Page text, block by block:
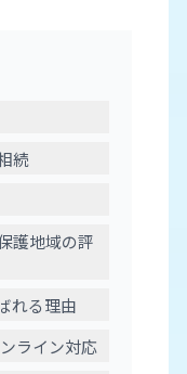
続
護地域の評
れる理由
ライン対応